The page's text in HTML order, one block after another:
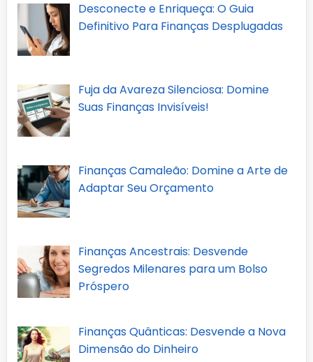
Desconecte e Enriqueça: O Guia
Definitivo Para Finanças Desplugadas
Fuja da Avareza Silenciosa: Domine
Suas Finanças Invisíveis!
Finanças Camaleão: Domine a Arte de
Adaptar Seu Orçamento
Finanças Ancestrais: Desvende
Segredos Milenares para um Bolso
Próspero
Finanças Quânticas: Desvende a Nova
Dimensão do Dinheiro